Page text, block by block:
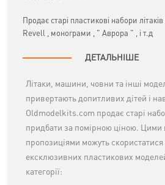
Продає старі пластикові набори
Revell , монограми , " Аврора " , і т.д
ДЕТАЛЬНІШЕ
Літаки, машини, човни та інші
привертають допитливих дітей і
Oldmodelkits.com продає старі
придбати за помірною ціною. Цими
пропозиціями можуть скористатися
ексклюзивних пластикових
категорії: